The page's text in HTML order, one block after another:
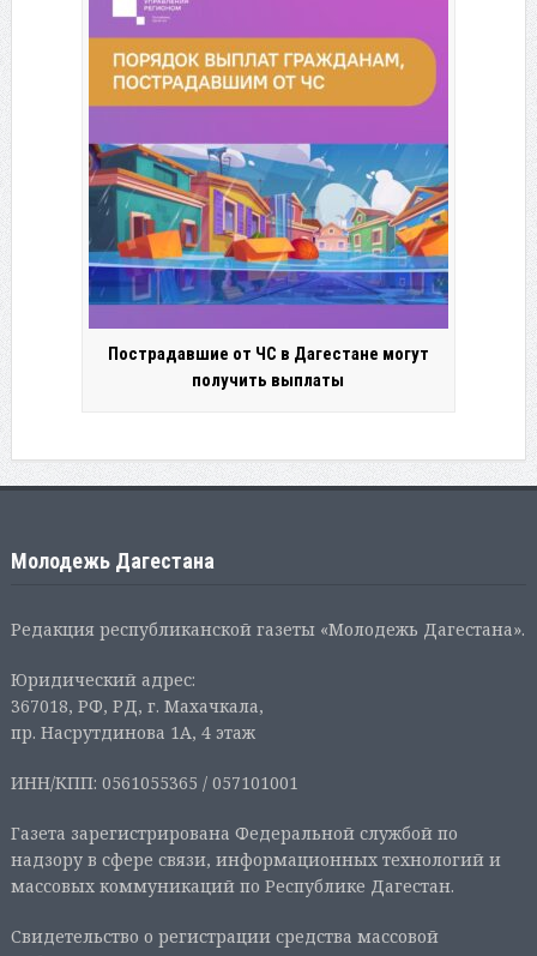
Пострадавшие от ЧС в Дагестане могут
получить выплаты
Молодежь Дагестана
Редакция республиканской газеты «Молодежь Дагестана».
Юридический адрес:
367018, РФ, РД, г. Махачкала,
пр. Насрутдинова 1А, 4 этаж
ИНН/КПП: 0561055365 / 057101001
Газета зарегистрирована Федеральной службой по
надзору в сфере связи, информационных технологий и
массовых коммуникаций по Республике Дагестан.
Свидетельство о регистрации средства массовой